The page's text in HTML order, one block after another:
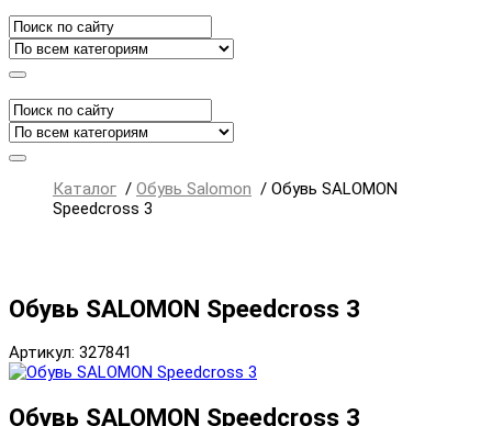
Каталог / Обувь Salomon / Обувь SALOMON
Speedcross 3
Обувь SALOMON Speedcross 3
Артикул: 327841
Обувь SALOMON Speedcross 3